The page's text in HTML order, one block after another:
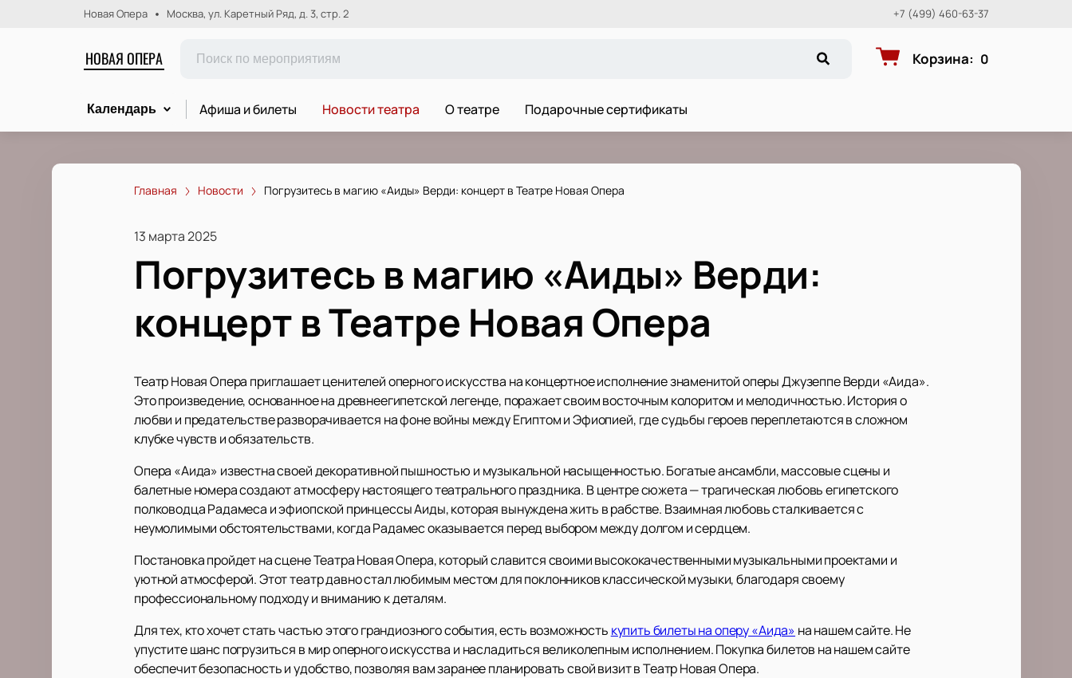
Новая Опера Москва, ул. Каретный Ряд, д. 3, стр. 2 +7 (499) 460-63-37
НОВАЯ ОПЕРА Корзина: 0
Календарь Афиша и билеты Новости театра О театре Подарочные сертификаты
Главная Новости Погрузитесь в магию «Аиды» Верди: концерт в Театре Новая Опера
13 марта 2025
Погрузитесь в магию «Аиды» Верди:
концерт в Театре Новая Опера
Театр Новая Опера приглашает ценителей оперного искусства на концертное исполнение знаменитой оперы Джузеппе Верди «Аида».
Это произведение, основанное на древнеегипетской легенде, поражает своим восточным колоритом и мелодичностью. История о
любви и предательстве разворачивается на фоне войны между Египтом и Эфиопией, где судьбы героев переплетаются в сложном
клубке чувств и обязательств.
Опера «Аида» известна своей декоративной пышностью и музыкальной насыщенностью. Богатые ансамбли, массовые сцены и
балетные номера создают атмосферу настоящего театрального праздника. В центре сюжета — трагическая любовь египетского
полководца Радамеса и эфиопской принцессы Аиды, которая вынуждена жить в рабстве. Взаимная любовь сталкивается с
неумолимыми обстоятельствами, когда Радамес оказывается перед выбором между долгом и сердцем.
Постановка пройдет на сцене Театра Новая Опера, который славится своими высококачественными музыкальными проектами и
уютной атмосферой. Этот театр давно стал любимым местом для поклонников классической музыки, благодаря своему
профессиональному подходу и вниманию к деталям.
Для тех, кто хочет стать частью этого грандиозного события, есть возможность купить билеты на оперу «Аида» на нашем сайте. Не
упустите шанс погрузиться в мир оперного искусства и насладиться великолепным исполнением. Покупка билетов на нашем сайте
обеспечит безопасность и удобство, позволяя вам заранее планировать свой визит в Театр Новая Опера.